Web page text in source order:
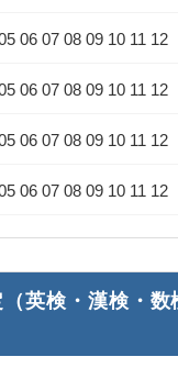
06 07 08 09 10 11 12
06 07 08 09 10 11 12
06 07 08 09 10 11 12
06 07 08 09 10 11 12
（英検・漢検・数